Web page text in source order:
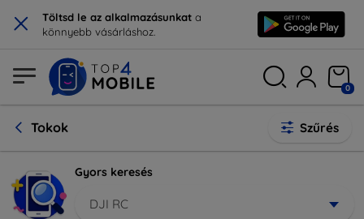
× Töltsd le az alkalmazásunkat a
könnyebb vásárláshoz.
0
Tokok Szűrés
Gyors keresés
DJI RC